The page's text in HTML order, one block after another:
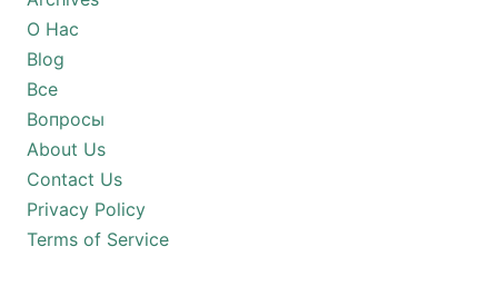
О Нас
Blog
Все
Вопросы
About Us
Contact Us
Privacy Policy
Terms of Service